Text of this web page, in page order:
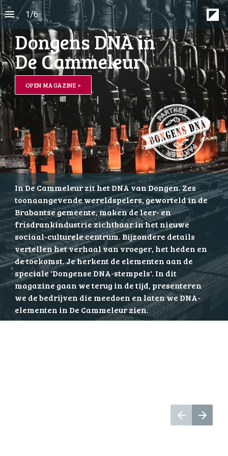
1/6
Dongens DNAin
De Cammeleur
OPEN MAGAZINE >
In De Cammeleur zit het DNA van Dongen. Zes
toonaangevende wereldspelers, geworteld in de
Brabantse gemeente, maken de leer- en
frisdrankindustrie zichtbaar in het nieuwe
sociaal-culturele centrum. Bijzondere details
vertellen het verhaal van vroeger, het heden en
de toekomst. Je herkent de elementen aan de
speciale 'Dongense DNA-stempels'. In dit
magazine gaan we terug in de tijd, presenteren
we de bedrijven die meedoen en laten we DNA-
elementen in De Cammeleur zien.